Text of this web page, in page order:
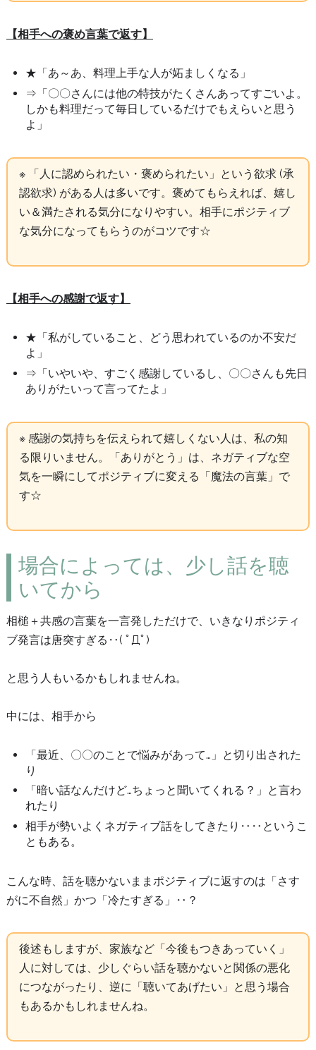
【相手への褒め言葉で返す】
★「あ～あ、料理上手な人が妬ましくなる」
⇒「〇〇さんには他の特技がたくさんあってすごいよ。
しかも料理だって毎日しているだけでもえらいと思う
よ」
※ 「人に認められたい・褒められたい」という欲求 (承
認欲求) がある人は多いです。褒めてもらえれば、嬉し
い＆満たされる気分になりやすい。相手にポジティブ
な気分になってもらうのがコツです☆
【相手への感謝で返す】
★「私がしていること、どう思われているのか不安だ
よ」
⇒「いやいや、すごく感謝しているし、〇〇さんも先日
ありがたいって言ってたよ」
※ 感謝の気持ちを伝えられて嬉しくない人は、私の知
る限りいません。「ありがとう」は、ネガティブな空
気を一瞬にしてポジティブに変える「魔法の言葉」で
す☆
場合によっては、少し話を聴
いてから
相槌＋共感の言葉を一言発しただけで、いきなりポジティ
ブ発言は唐突すぎる‥( ﾟДﾟ)
と思う人もいるかもしれませんね。
中には、相手から
「最近、〇〇のことで悩みがあって…」と切り出された
り
「暗い話なんだけど…ちょっと聞いてくれる？」と言わ
れたり
相手が勢いよくネガティブ話をしてきたり‥‥というこ
ともある。
こんな時、話を聴かないままポジティブに返すのは「さす
がに不自然」かつ「冷たすぎる」‥？
後述もしますが、家族など「今後もつきあっていく」
人に対しては、少しぐらい話を聴かないと関係の悪化
につながったり、逆に「聴いてあげたい」と思う場合
もあるかもしれませんね。